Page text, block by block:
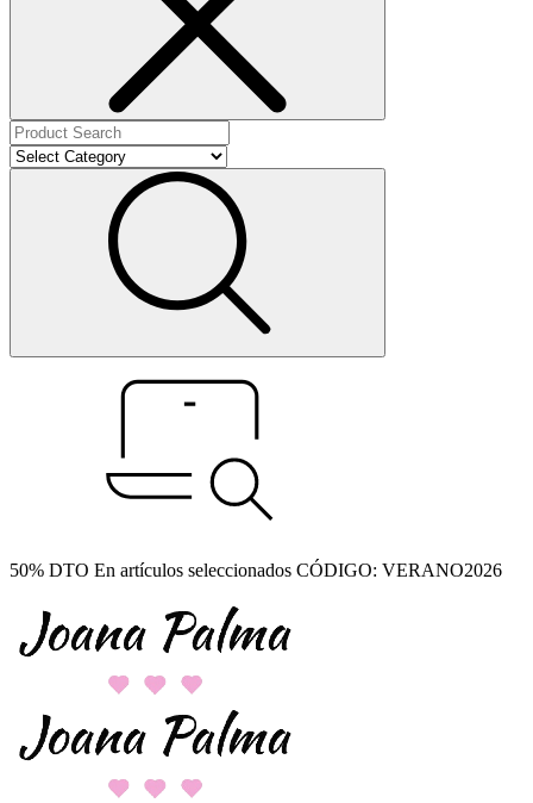
50% DTO En artículos seleccionados CÓDIGO: VERANO2026